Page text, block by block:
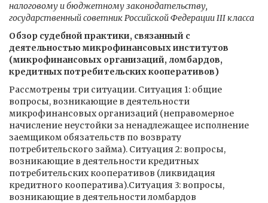
налоговому и бюджетному законодательству,
государственный советник Российской Федерации III класса
Обзор судебной практики, связанный с
деятельностью микрофинансовых институтов
(микрофинансовых организаций, ломбардов,
кредитных потребительских кооперативов)
Рассмотрены три ситуации. Ситуация 1: общие
вопросы, возникающие в деятельности
микрофинансовых организаций (неправомерное
начисление неустойки за ненадлежащее исполнение
заемщиком обязательств по возврату
потребительского займа). Ситуация 2: вопросы,
возникающие в деятельности кредитных
потребительских кооперативов (ликвидация
кредитного кооператива).Ситуация 3: вопросы,
возникающие в деятельности ломбардов